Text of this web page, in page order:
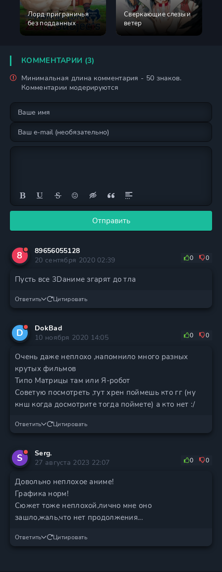
Лорд приграничья
без подданных
Сверкающие слезы и
ветер
КОММЕНТАРИИ (3)
Минимальная длина комментария - 50 знаков.
Комментарии модерируются
Отправить
8
89656055128
20 сентября 2020 02:39
0 0
Пусть все 3Dаниме згарят до тла
Ответить Цитировать
D
DokBad
10 ноября 2020 14:05
0 0
Очень даже неплохо ,напомнило много разных
крутых фильмов
Типо Матрицы там или Я-робот
Советую посмотреть ,тут хрен поймешь кто гг (ну
кнш когда досмотрите тогда поймете) а кто нет :/
Ответить Цитировать
S
Serg.
27 августа 2023 22:07
0 0
Довольно неплохое аниме!
Графика норм!
Сюжет тоже неплохой,лично мне оно
зашло,жаль,что нет продолжения...
Ответить Цитировать